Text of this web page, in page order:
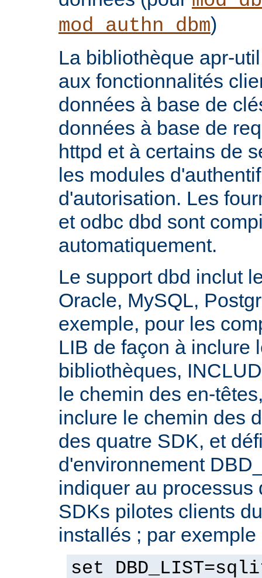
mod_authn_dbm)
La bibliothèque apr-
aux fonctionnalités
données à base de
données à base de
httpd et à certains de
les modules
d'autorisation. Les
et odbc dbd sont
automatiquement.
Le support dbd inclut
Oracle, MySQL,
exemple, pour les
LIB de façon à inclure
bibliothèques,
le chemin des en-
inclure le chemin des
des quatre SDK, et
d'environnement
indiquer au
SDKs pilotes clients
installés ; par exemple
set